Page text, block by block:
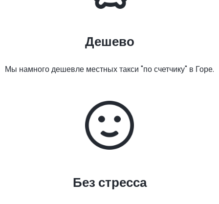
Дешево
Мы намного дешевле местных такси "по счетчику" в Горе.
Без стресса